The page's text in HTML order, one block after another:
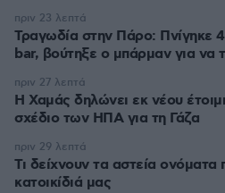
Τραγωδία στην Πάρο: Πνίγηκε
bar, βούτηξε ο μπάρμαν για να
πριν 23 λεπτά
Η Χαμάς δηλώνει εκ νέου
σχέδιο των ΗΠΑ για τη Γάζα
πριν 27 λεπτά
Τι δείχνουν τα αστεία
κατοικίδιά μας
πριν 29 λεπτά